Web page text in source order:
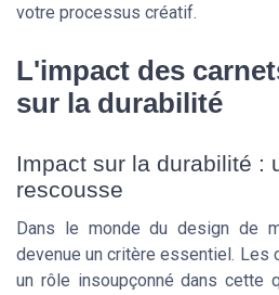
votre processus créatif.
L'impact des
sur la durabilité
Impact sur la durabilité :
rescousse
Dans le monde du design de
devenue un critère essentiel. Les
un rôle insoupçonné dans cette